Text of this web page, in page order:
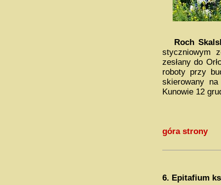
Roch
styczniowym
zesłany do
roboty przy
skierowany
Kunowie 12
góra strony
6. Epitafium